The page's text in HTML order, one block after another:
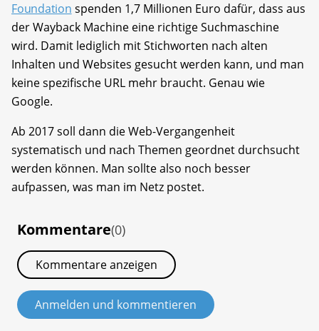
Foundation spenden 1,7 Millionen Euro dafür, dass aus
der Wayback Machine eine richtige Suchmaschine
wird. Damit lediglich mit Stichworten nach alten
Inhalten und Websites gesucht werden kann, und man
keine spezifische URL mehr braucht. Genau wie
Google.
Ab 2017 soll dann die Web-Vergangenheit
systematisch und nach Themen geordnet durchsucht
werden können. Man sollte also noch besser
aufpassen, was man im Netz postet.
Kommentare(0)
Kommentare anzeigen
Anmelden und kommentieren